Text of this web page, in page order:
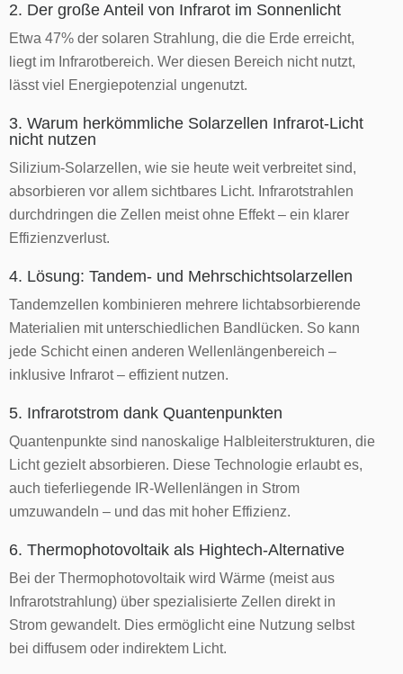
2. Der große Anteil von Infrarot im Sonnenlicht
Etwa 47% der solaren Strahlung, die die Erde erreicht,
liegt im Infrarotbereich. Wer diesen Bereich nicht nutzt,
lässt viel Energiepotenzial ungenutzt.
3. Warum herkömmliche Solarzellen Infrarot-Licht
nicht nutzen
Silizium-Solarzellen, wie sie heute weit verbreitet sind,
absorbieren vor allem sichtbares Licht. Infrarotstrahlen
durchdringen die Zellen meist ohne Effekt – ein klarer
Effizienzverlust.
4. Lösung: Tandem- und Mehrschichtsolarzellen
Tandemzellen kombinieren mehrere lichtabsorbierende
Materialien mit unterschiedlichen Bandlücken. So kann
jede Schicht einen anderen Wellenlängenbereich –
inklusive Infrarot – effizient nutzen.
5. Infrarotstrom dank Quantenpunkten
Quantenpunkte sind nanoskalige Halbleiterstrukturen, die
Licht gezielt absorbieren. Diese Technologie erlaubt es,
auch tieferliegende IR-Wellenlängen in Strom
umzuwandeln – und das mit hoher Effizienz.
6. Thermophotovoltaik als Hightech-Alternative
Bei der Thermophotovoltaik wird Wärme (meist aus
Infrarotstrahlung) über spezialisierte Zellen direkt in
Strom gewandelt. Dies ermöglicht eine Nutzung selbst
bei diffusem oder indirektem Licht.